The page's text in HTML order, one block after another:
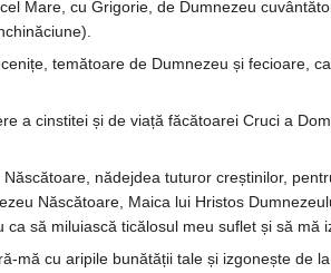
Mare, cu Grigorie, de Dum­nezeu
temătoare de Dumnezeu și fecioa­re,
a cinstitei și de viață făcătoarei Cruci a
nădejdea tuturor crești­ni­lor,
Născătoare, Mai­ca lui Hristos
ca să mi­luiască tică­losul meu suflet și să
mă cu aripile bunătății tale și iz­gonește de